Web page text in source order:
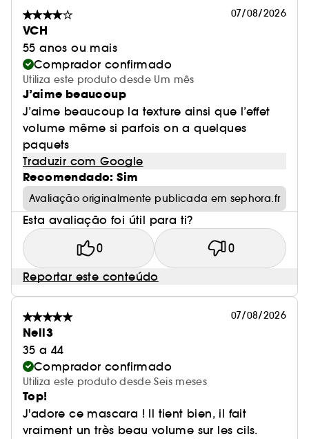
07/08/2026
VCH
55 anos ou mais
Comprador confirmado
Utiliza este produto desde Um mês
J’aime beaucoup
J’aime beaucoup la texture ainsi que l’effet
volume même si parfois on a quelques
paquets
Traduzir com Google
Recomendado: Sim
Avaliação originalmente publicada em sephora.fr
Esta avaliação foi útil para ti?
0 0
Reportar este conteúdo
07/08/2026
Nell3
35 a 44
Comprador confirmado
Utiliza este produto desde Seis meses
Top!
J'adore ce mascara ! Il tient bien, il fait
vraiment un très beau volume sur les cils.